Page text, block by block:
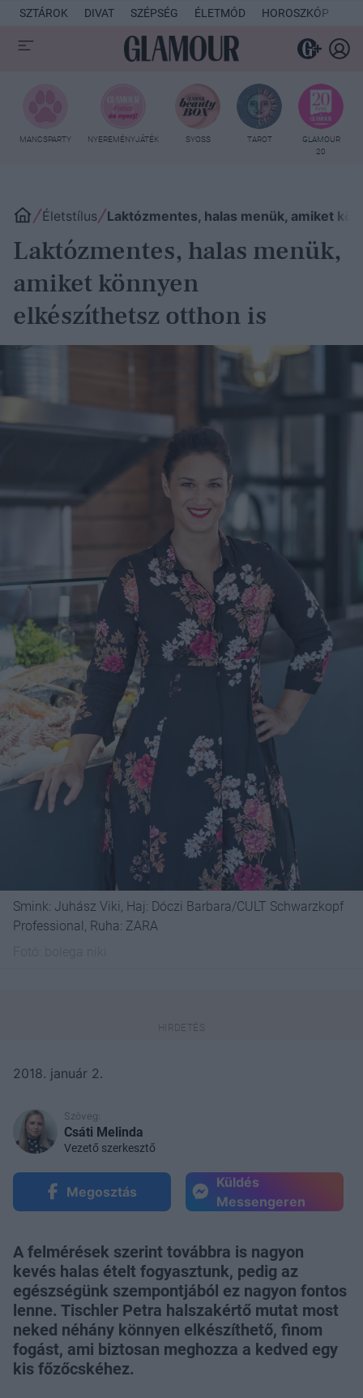
SZTÁROK DIVAT SZÉPSÉG ÉLETMÓD HOROSZKÓP
MANCSPARTY NYEREMÉNYJÁTÉK SYOSS TAROT
GLAMOUR
20
Életstílus Laktózmentes, halas menük, amiket
Laktózmentes, halas menük,
amiket könnyen
elkészíthetsz otthon is
Smink: Juhász Viki, Haj: Dóczi Barbara/CULT Schwarzkopf
Professional, Ruha: ZARA
2018. január 2.
Szöveg:
Csáti Melinda
Vezető szerkesztő
Megosztás
Küldés
Messengeren
A felmérések szerint továbbra is nagyon
kevés halas ételt fogyasztunk, pedig az
egészségünk szempontjából ez nagyon fontos
lenne. Tischler Petra halszakértő mutat most
neked néhány könnyen elkészíthető, finom
fogást, ami biztosan meghozza a kedved egy
kis főzőcskéhez.